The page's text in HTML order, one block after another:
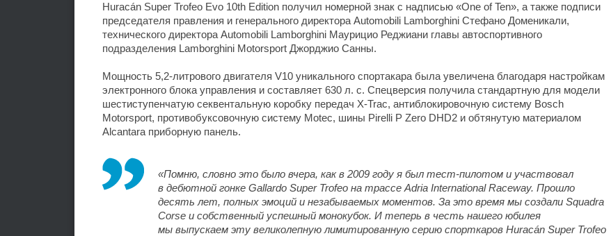
Huracán Super Trofeo Evo 10th Edition получил номерной знак с надписью «One of Ten», а также подписи
председателя правления и генерального директора Automobili Lamborghini Стефано Доменикали,
технического директора Automobili Lamborghini Маурицио Реджиани главы автоспортивного
подразделения Lamborghini Motorsport Джорджио Санны.
Мощность 5,2-литрового двигателя V10 уникального спортакара была увеличена благодаря настройкам
электронного блока управления и составляет 630 л. с. Спецверсия получила стандартную для модели
шестиступенчатую секвентальную коробку передач X-Trac, антиблокировочную систему Bosch
Motorsport, противобуксовочную систему Motec, шины Pirelli P Zero DHD2 и обтянутую материалом
Alcantara приборную панель.
«Помню, словно это было вчера, как в 2009 году я был тест-пилотом и участвовал
в дебютной гонке Gallardo Super Trofeo на трассе Adria International Raceway. Прошло
десять лет, полных эмоций и незабываемых моментов. За это время мы создали Squadra
Corse и собственный успешный монокубок. И теперь в честь нашего юбилея
мы выпускаем эту великолепную лимитированную серию спорткаров Huracán Super Trofeo